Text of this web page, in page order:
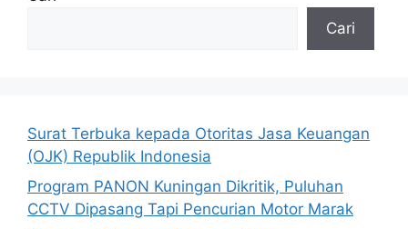
Cari
Surat Terbuka kepada Otoritas Jasa Keuangan
(OJK) Republik Indonesia
Program PANON Kuningan Dikritik, Puluhan
CCTV Dipasang Tapi Pencurian Motor Marak